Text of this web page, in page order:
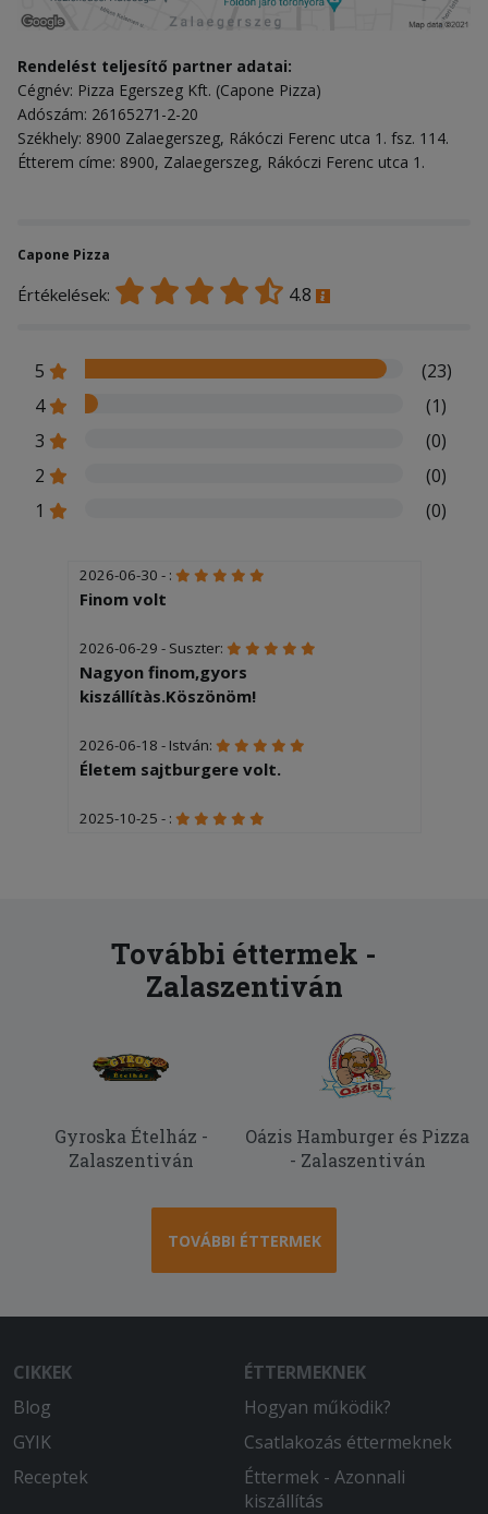
Rendelést teljesítő partner adatai:
Cégnév: Pizza Egerszeg Kft. (Capone Pizza)
Adószám: 26165271-2-20
Székhely: 8900 Zalaegerszeg, Rákóczi Ferenc utca 1. fsz. 114.
Étterem címe: 8900, Zalaegerszeg, Rákóczi Ferenc utca 1.
Capone Pizza
Értékelések: 4.8
5
(23)
4
(1)
3
(0)
2
(0)
1
(0)
2026-06-30 - :
Finom volt
2026-06-29 - Suszter:
Nagyon finom,gyors
kiszállítàs.Köszönöm!
2026-06-18 - István:
Életem sajtburgere volt.
2025-10-25 - :
További éttermek -
Zalaszentiván
Gyroska Ételház -
Zalaszentiván
Oázis Hamburger és Pizza
- Zalaszentiván
TOVÁBBI ÉTTERMEK
CIKKEK
Blog
GYIK
Receptek
ÉTTERMEKNEK
Hogyan működik?
Csatlakozás éttermeknek
Éttermek - Azonnali
kiszállítás